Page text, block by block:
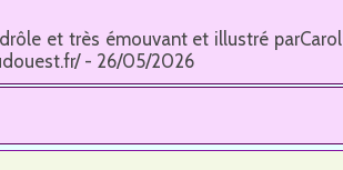
et très émouvant et illustré parCarol
- 26/05/2026